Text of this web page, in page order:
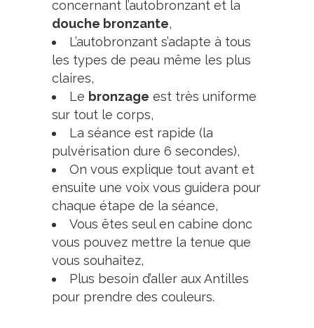
concernant l’autobronzant et la
douche bronzante,
L’autobronzant s’adapte à tous
les types de peau même les plus
claires,
Le bronzage est très uniforme
sur tout le corps,
La séance est rapide (la
pulvérisation dure 6 secondes),
On vous explique tout avant et
ensuite une voix vous guidera pour
chaque étape de la séance,
Vous êtes seul en cabine donc
vous pouvez mettre la tenue que
vous souhaitez,
Plus besoin d’aller aux Antilles
pour prendre des couleurs.